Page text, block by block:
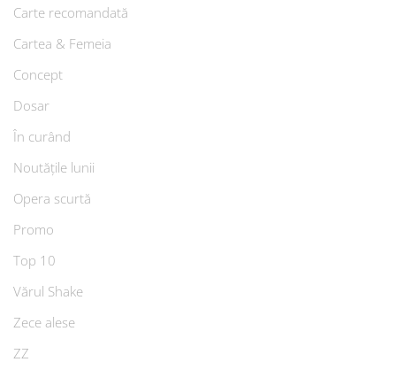
Carte recomandată
Cartea & Femeia
Concept
Dosar
În curând
Noutățile lunii
Opera scurtă
Promo
Top 10
Vărul Shake
Zece alese
ZZ